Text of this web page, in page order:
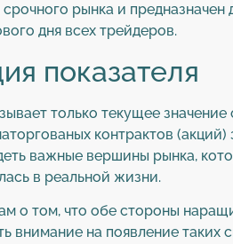
рынка и
дня всех трейдеров.
показателя
только текущее
контрактов
важные вершины рынка,
в реальной жизни.
о том, что обе стороны
внимание на появление таких